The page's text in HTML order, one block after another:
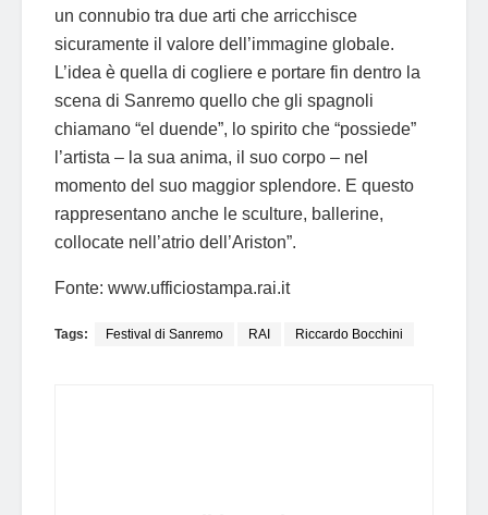
un connubio tra due arti che arricchisce
sicuramente il valore dell’immagine globale.
L’idea è quella di cogliere e portare fin dentro la
scena di Sanremo quello che gli spagnoli
chiamano “el duende”, lo spirito che “possiede”
l’artista – la sua anima, il suo corpo – nel
momento del suo maggior splendore. E questo
rappresentano anche le sculture, ballerine,
collocate nell’atrio dell’Ariston”.
Fonte: www.ufficiostampa.rai.it
Tags: Festival di Sanremo RAI Riccardo Bocchini